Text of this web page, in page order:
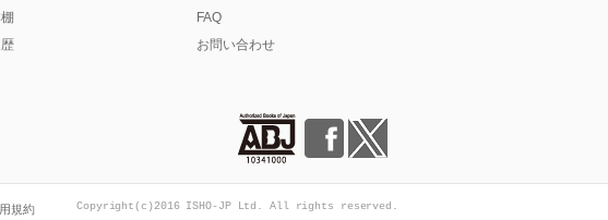
FAQ
お問い合わせ
規約 Copyright(c)2016 ISHO-JP Ltd. All rights reserved.